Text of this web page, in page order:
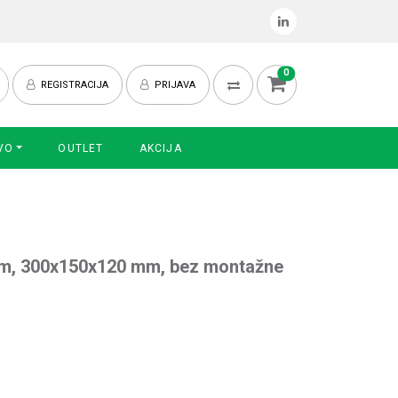
REGISTRACIJA PRIJAVA
0
OUTLET AKCIJA
300x150x120 mm, bez montažne